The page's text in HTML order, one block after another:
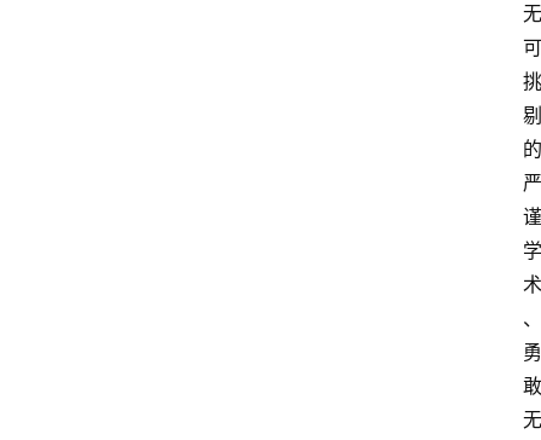
无
可
挑
剔
的
严
谨
学
术
、
勇
敢
无